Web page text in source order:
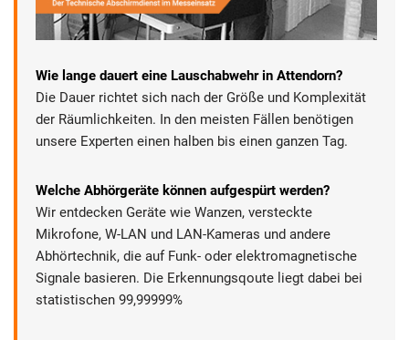
Wie lange dauert eine Lauschabwehr in Attendorn?
Die Dauer richtet sich nach der Größe und Komplexität
der Räumlichkeiten. In den meisten Fällen benötigen
unsere Experten einen halben bis einen ganzen Tag.
Welche Abhörgeräte können aufgespürt werden?
Wir entdecken Geräte wie Wanzen, versteckte
Mikrofone, W-LAN und LAN-Kameras und andere
Abhörtechnik, die auf Funk- oder elektromagnetische
Signale basieren. Die Erkennungsqoute liegt dabei bei
statistischen 99,99999%